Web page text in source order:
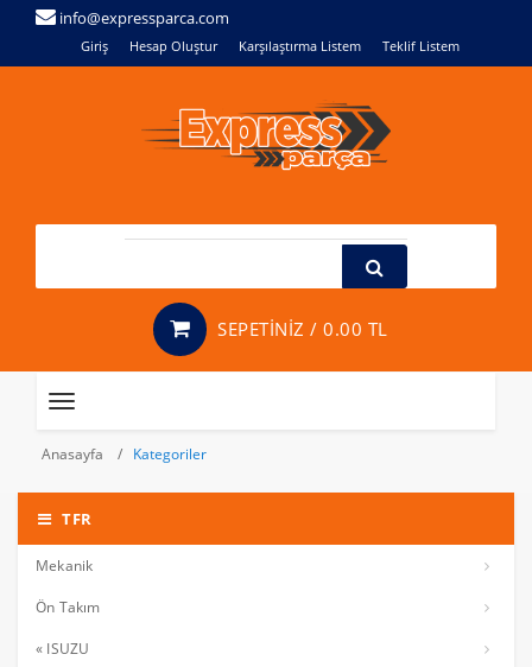
info@expressparca.com
Giriş Hesap Oluştur Karşılaştırma Listem Teklif Listem
SEPETİNİZ / 0.00 TL
Toggle
Anasayfa
Kategoriler
TFR
Mekanik
Ön Takım
« ISUZU